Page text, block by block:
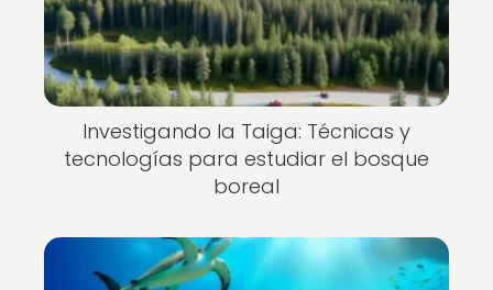
Investigando la Taiga: Técnicas y
tecnologías para estudiar el bosque
boreal